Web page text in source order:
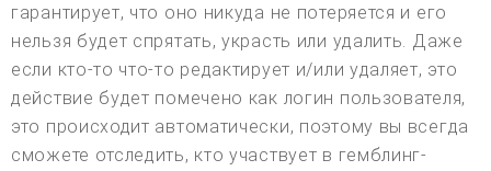
гарантирует, что оно никуда не потеряется и его
нельзя будет спрятать, украсть или удалить. Даже
если кто-то что-то редактирует и/или удаляет, это
действие будет помечено как логин пользователя,
это происходит автоматически, поэтому вы всегда
сможете отследить, кто участвует в гемблинг-